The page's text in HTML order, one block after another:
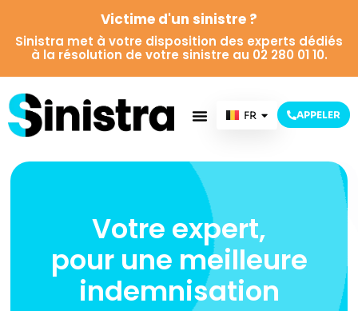
Victime d'un sinistre ?
Sinistra met à votre disposition des experts dédiés
à la résolution de votre sinistre au 02 280 01 10.
FR
NL APPELER
Votre expert,
pour une meilleure
indemnisation